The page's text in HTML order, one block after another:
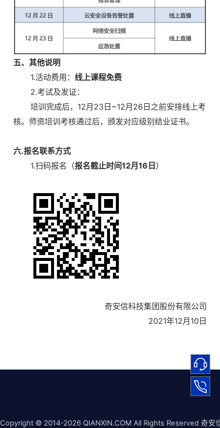
五、其他说明
1.活动费用： 线上课程免费
2.考试及发证：
培训完成后，12月23日~12月26日之前安排线上考
核。师资培训考核通过后，颁发对应级别结业证书。
六.报名联系方式
1.扫码报名（报名截止时间12月16日）
奇安信科技集团股份有限公司
2021年12月10日
Copyright © 2014-2026 QIANXIN.COM All Rights Reserved 奇安